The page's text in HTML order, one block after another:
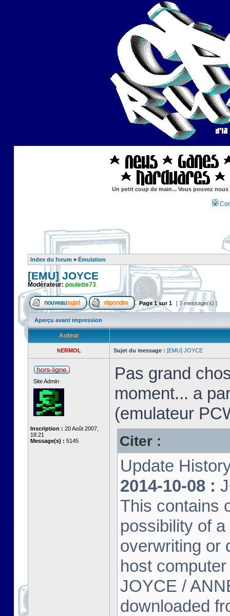
Un petit coup de main... Vous pouvez
Index du forum » Émulation
[EMU] JOYCE
Modérateur: poulette73
Page1sur1 [ 7 message(s) ]
Aperçu avant impression
Auteur
hERMOL Sujet du message : [EMU] JOYCE
Site Admin
Inscription : 20 Août 2007,
18:21
Message(s) : 5145
Pas grand
moment... a
(emulateur
Citer :
Update
2014-10-08 :
This contains
possibility of
overwriting or
host
JOYCE /
downloaded